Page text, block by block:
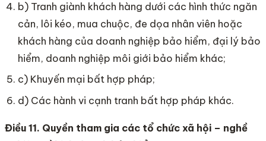
b) Tranh giành khách hàng dưới các hình thức ngăn
cản, lôi kéo, mua chuộc, đe dọa nhân viên hoặc
khách hàng của doanh nghiệp bảo hiểm, đại lý bảo
hiểm, doanh nghiệp môi giới bảo hiểm khác;
c) Khuyến mại bất hợp pháp;
d) Các hành vi cạnh tranh bất hợp pháp khác.
Điều 11. Quyền tham gia các tổ chức xã hội – nghề